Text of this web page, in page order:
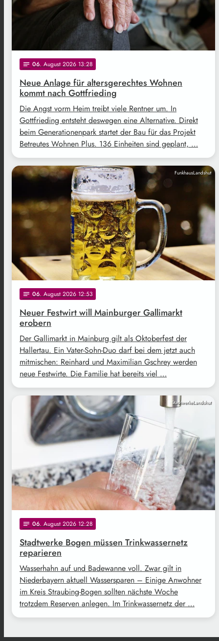
notes 06. August 2026 13:28
Neue Anlage für altersgerechtes Wohnen
kommt nach Gottfrieding
Die Angst vorm Heim treibt viele Rentner um. In
Gottfrieding entsteht deswegen eine Alternative. Direkt
beim Generationenpark startet der Bau für das Projekt
Betreutes Wohnen Plus. 136 Einheiten sind geplant, …
FunkhausLandshut
notes 06. August 2026 12:53
Neuer Festwirt will Mainburger Gallimarkt
erobern
Der Gallimarkt in Mainburg gilt als Oktoberfest der
Hallertau. Ein Vater-Sohn-Duo darf bei dem jetzt auch
mitmischen: Reinhard und Maximilian Gschrey werden
neue Festwirte. Die Familie hat bereits viel …
StadtwerkeLandshut
notes 06. August 2026 12:28
Stadtwerke Bogen müssen Trinkwassernetz
reparieren
Wasserhahn auf und Badewanne voll. Zwar gilt in
Niederbayern aktuell Wassersparen – Einige Anwohner
im Kreis Straubing-Bogen sollten nächste Woche
trotzdem Reserven anlegen. Im Trinkwassernetz der …